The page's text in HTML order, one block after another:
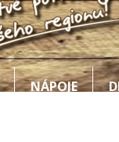
NÁPOJE